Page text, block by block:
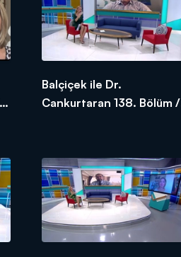
Balçiçek ile Dr.
Cankurtaran 138. Bölüm /